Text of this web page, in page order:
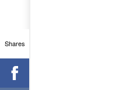
Shares